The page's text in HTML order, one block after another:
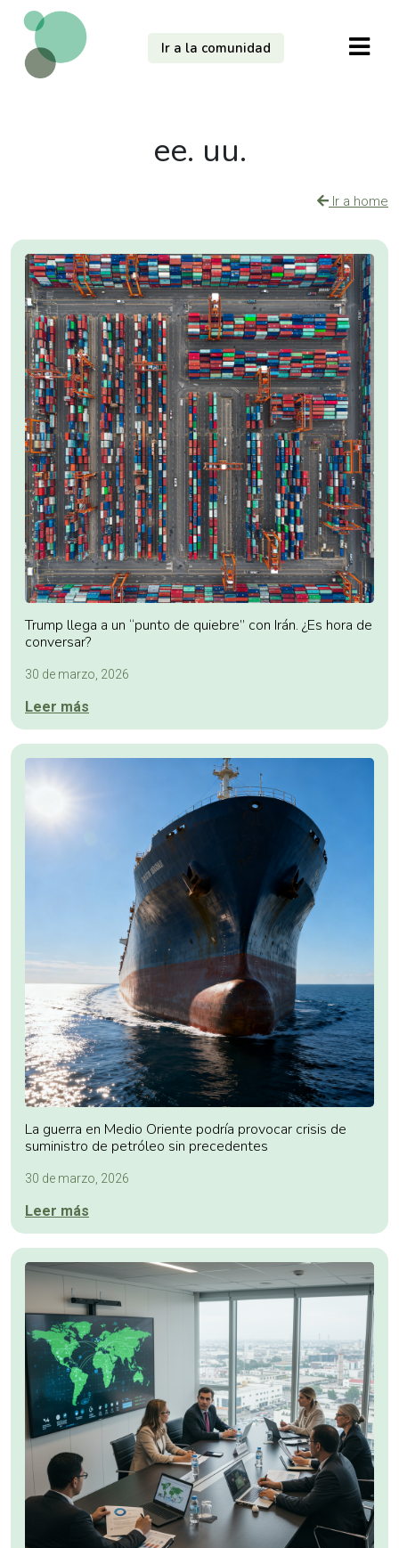
Ir a la comunidad
ee. uu.
Ir a home
Trump llega a un “punto de quiebre” con Irán. ¿Es hora de
conversar?
30 de marzo, 2026
Leer más
La guerra en Medio Oriente podría provocar crisis de
suministro de petróleo sin precedentes
30 de marzo, 2026
Leer más